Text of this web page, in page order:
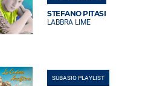
STEFANO PITASI
LABBRA LIME
SUBASIO PLAYLIST